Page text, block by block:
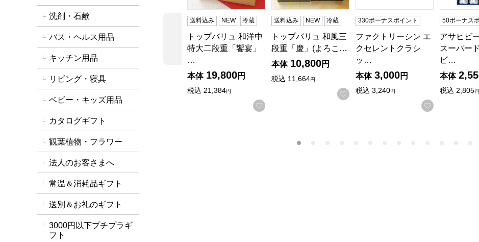
前の商品
送料込み NEW 冷蔵
トップバリュ 和洋中
特大二段重「饗宴」
…
本体 19,800円
税込 21,384円
お気に入りに登録する
送料込み NEW 冷蔵
トップバリュ 和風三
段重「慶」(よろこ…
本体 10,800円
税込 11,664円
お気に入りに登録する
330ボーナスポイント
ファクトリーシン エ
クセレントクラシ
ッ…
本体 3,000円
税込 3,240円
お気に入り
50ボーナス
アサヒビ
スーパー
ビ…
本体
税込 2,805円
洗剤・石鹸
バス・ヘルス用品
キッチン用品
リビング・寝具
ベビー・キッズ用品
カタログギフト
観葉植物・フラワー
法人のお客さまへ
常温＆消耗品ギフト
送別＆お礼のギフト
3000円以下プチプラギ
フト